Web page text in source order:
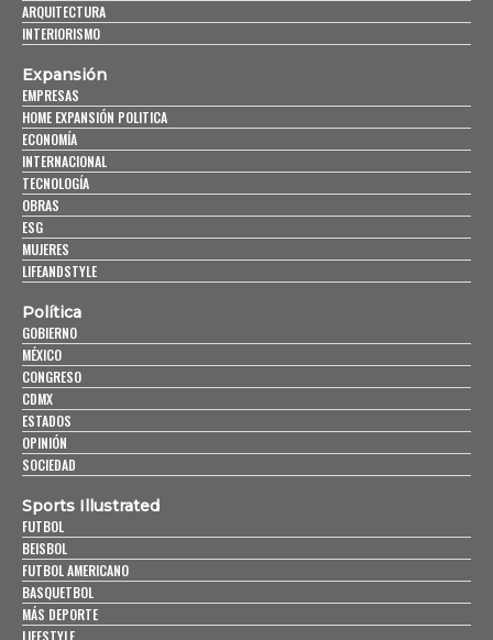
ARQUITECTURA
INTERIORISMO
Expansión
EMPRESAS
HOME EXPANSIÓN POLITICA
ECONOMÍA
INTERNACIONAL
TECNOLOGÍA
OBRAS
ESG
MUJERES
LIFEANDSTYLE
Política
GOBIERNO
MÉXICO
CONGRESO
CDMX
ESTADOS
OPINIÓN
SOCIEDAD
Sports Illustrated
FUTBOL
BEISBOL
FUTBOL AMERICANO
BASQUETBOL
MÁS DEPORTE
LIFESTYLE